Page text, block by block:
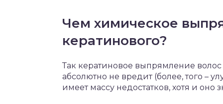
Чем химическое
кератинового?
Так кератиновое выпрямление
абсолютно не вредит (более, того –
имеет массу недостатков, хотя и оно